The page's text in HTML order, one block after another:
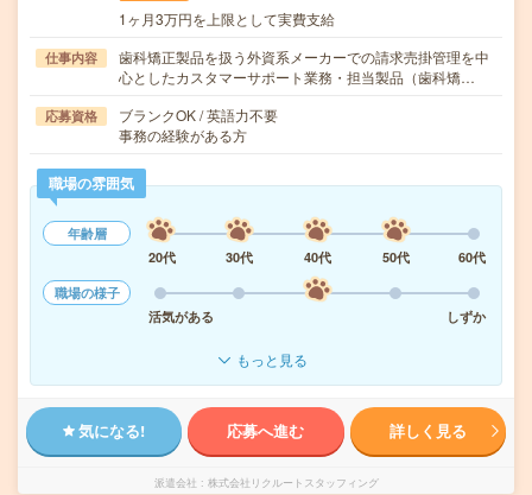
1ヶ月3万円を上限として実費支給
仕事内容
歯科矯正製品を扱う外資系メーカーでの請求売掛管理を中
心としたカスタマーサポート業務・担当製品（歯科矯…
応募資格
ブランクOK / 英語力不要
事務の経験がある方
職場の雰囲気
年齢層
20代
30代 40代 50代
60代
職場の様子
活気がある
しずか
もっと見る
気になる! 応募へ進む 詳しく見る
派遣会社 株式会社リクルートスタッフィング